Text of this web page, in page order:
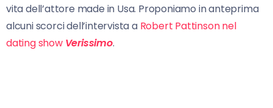
vita dell’attore made in Usa. Proponiamo in anteprima
alcuni scorci dell’intervista a Robert Pattinson nel
dating show Verissimo.